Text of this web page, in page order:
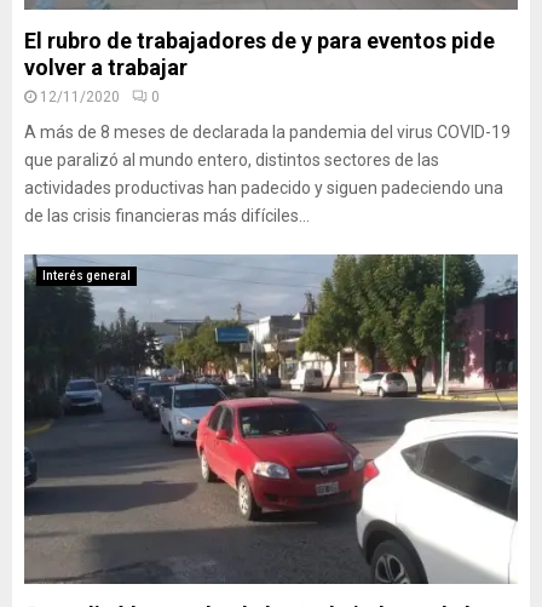
El rubro de trabajadores de y para eventos pide
volver a trabajar
12/11/2020 0
A más de 8 meses de declarada la pandemia del virus COVID-19
que paralizó al mundo entero, distintos sectores de las
actividades productivas han padecido y siguen padeciendo una
de las crisis financieras más difíciles...
Interés general